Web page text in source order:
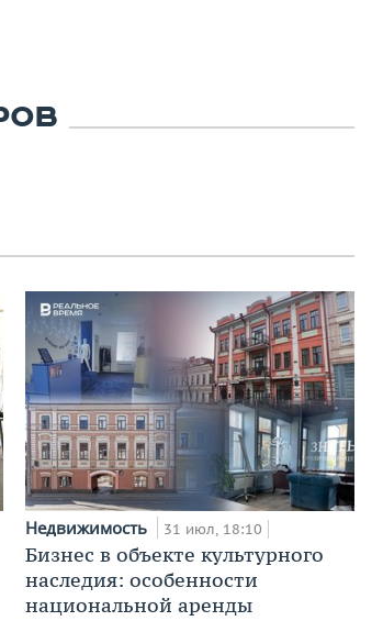
Недвижимость 31 июл, 18:10
Бизнес в объекте культурного
наследия: особенности
национальной аренды